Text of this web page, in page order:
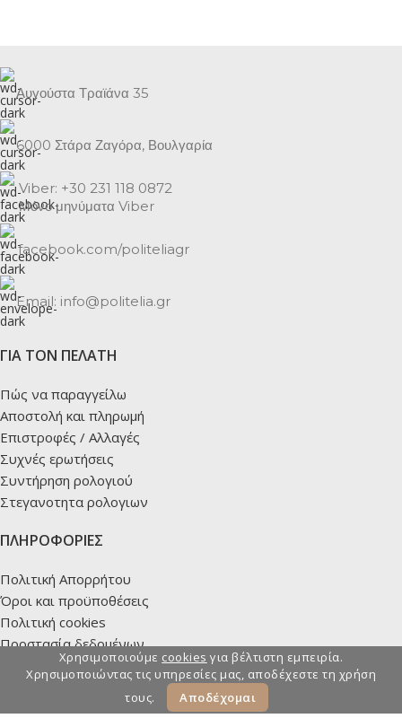
Αυγούστα Τραϊάνα 35
6000 Στάρα Ζαγόρα, Βουλγαρία
Viber: +30 231 118 0872
Μόνο μηνύματα Viber
facebook.com/politeliagr
Email: info@politelia.gr
ΓΙΑ ΤΟΝ ΠΕΛΑΤΗ
Πώς να παραγγείλω
Αποστολή και πληρωμή
Επιστροφές / Αλλαγές
Συχνές ερωτήσεις
Συντήρηση ρολογιού
Στεγανοτητα ρολογιων
ΠΛΗΡΟΦΟΡΙΕΣ
Πολιτική Απορρήτου
Όροι και προϋποθέσεις
Πολιτική cookies
Προστασία δεδομένων
Όροι εγγύησης
Επίλυση διαφορών
Χρησιμοποιούμε cookies για βέλτιστη εμπειρία.
Χρησιμοποιώντας τις υπηρεσίες μας, αποδέχεστε τη χρήση
τους.
Αποδέχομαι